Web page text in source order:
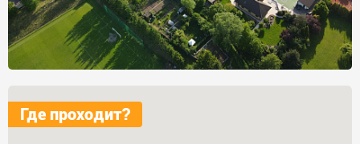
Где проходит?